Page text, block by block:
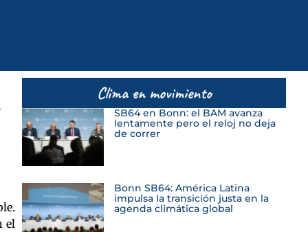
el
Clima en movimiento
SB64 en Bonn: el BAM avanza
lentamente pero el reloj no deja
de correr
Bonn SB64: América Latina
impulsa la transición justa en la
agenda climática global